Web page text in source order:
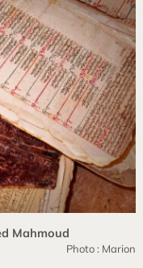
Mahmoud
Photo : Marion